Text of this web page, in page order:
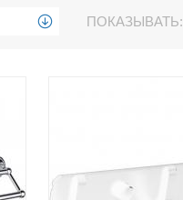
ПОКАЗЫВАТЬ: